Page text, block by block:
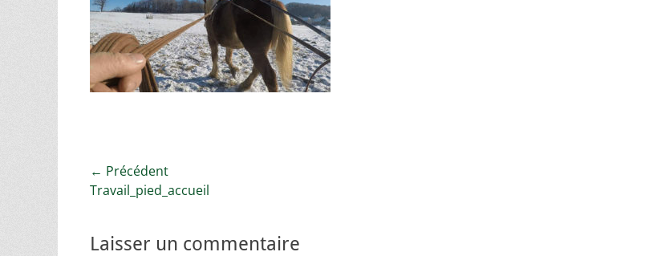
Navigation
de
l’article
← Précédent
Article
Travail_pied_accueil
Laisser un commentaire